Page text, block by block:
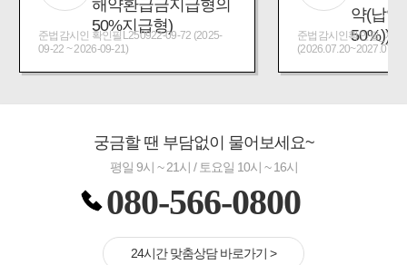
해약환급금지급형의
50%지급형)
준법감시인 확인필L250922-09-72 (2025-
09-22 ~ 2026-09-21)
약(납입
50%))
준법감시인확인필_제
궁금할 땐 부담없이 물어보세요~
평일 9시 ~ 21시 / 토요일 10시 ~ 16시
080-566-0800
24시간 맞춤상담 바로가기 >